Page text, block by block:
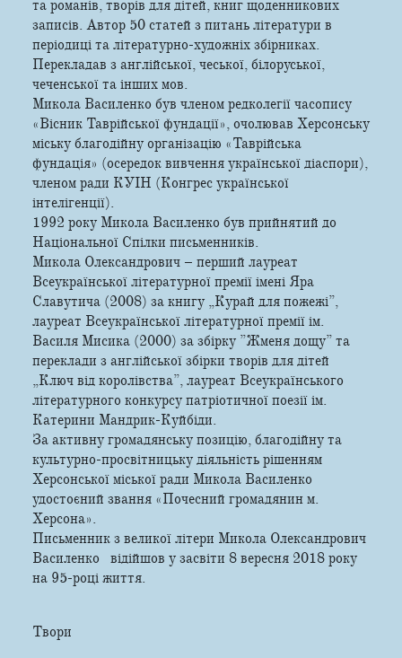
та романів, творів для дітей, книг щоденникових
записів. Автор 50 статей з питань літератури в
періодиці та літературно-художніх збірниках.
Перекладав з англійської, чеської, білоруської,
чеченської та інших мов.
Микола Василенко був членом редколегії часопису
«Вісник Таврійської фундації», очолював Херсонську
міську благодійну організацію «Таврійська
фундація» (осередок вивчення української діаспори),
членом ради КУІН (Конгрес української
інтелігенції).
1992 року Микола Василенко був прийнятий до
Національної Спілки письменників.
Микола Олександрович – перший лауреат
Всеукраїнської літературної премії імені Яра
Славутича (2008) за книгу „Курай для пожежі”,
лауреат Всеукраїнської літературної премії ім.
Василя Мисика (2000) за збірку ”Жменя дощу” та
переклади з англійської збірки творів для дітей
„Ключ від королівства”, лауреат Всеукраїнського
літературного конкурсу патріотичної поезії ім.
Катерини Мандрик-Куйбіди.
За активну громадянську позицію, благодійну та
культурно-просвітницьку діяльність рішенням
Херсонської міської ради Микола Василенко
удостоєний звання «Почесний громадянин м.
Херсона».
Письменник з великої літери Микола Олександрович
Василенко відійшов у засвіти 8 вересня 2018 року
на 95-році життя.
Твори